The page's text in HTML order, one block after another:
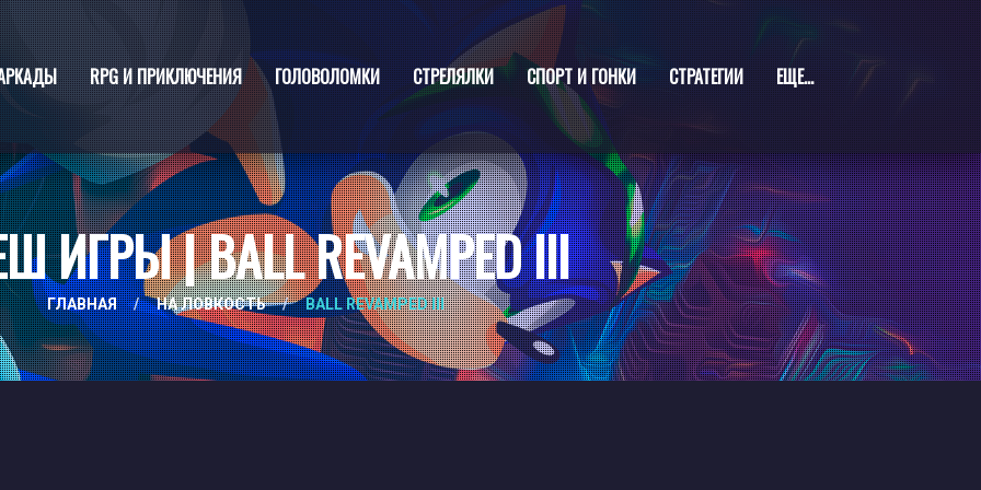
RPG И ПРИКЛЮЧЕНИЯ ГОЛОВОЛОМКИ СТРЕЛЯЛКИ СПОРТ И ГОНКИ СТРАТЕГИИ ЕЩЕ...
ИГРЫ | BALL REVAMPED III
ГЛАВНАЯ / НА ЛОВКОСТЬ / BALL REVAMPED III